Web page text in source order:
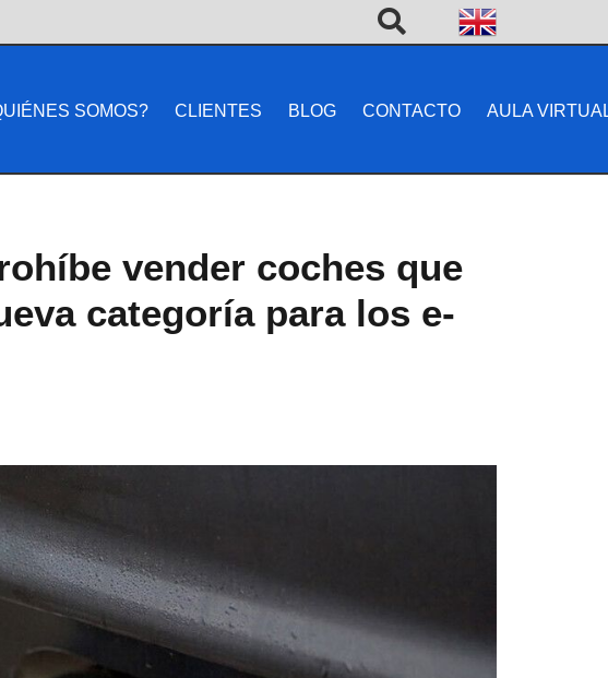
SOMOS? CLIENTES BLOG CONTACTO AULA
vender coches que
categoría para los e-